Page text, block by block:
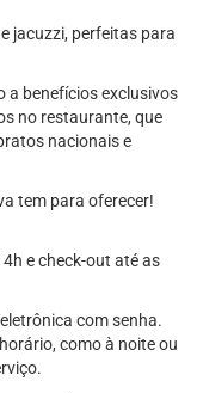
jacuzzi, perfeitas para
a benefícios exclusivos
no restaurante, que
nacionais e
tem para oferecer!
e check-out até as
com senha.
como à noite ou